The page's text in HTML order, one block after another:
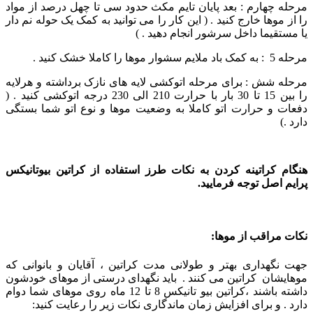
مرحله چهارم : بعد پایان تایم مکث حدود سی تا چهل درصد از مواد
را از موها خارج کنید . ( این کار را می توانید به کمک یک حوله نم دار
یا مستقیما داخل سرشور انجام دهید . )
مرحله 5 : به کمک باد ملایم سشوار موها را کاملا خشک کنید .
مرحله شش : برای مرحله اتوکشی لایه های نازک برداشته و هرلایه
را بین 15 تا 30 بار با حرارت 210 الی 230 درجه اتوکشی کنید . (
دفعات و حرارت اتو کاملا به وضعیت موها و نوع اتو شما بستگی
دارد .)
هنگام کراتینه کردن به نکات طرز استفاده از کراتین بیوتانیکس
پرایم اصل توجه فرمایید.
نکات مراقب از موها:
جهت نگهداری بهتر و طولانی مدت کراتین ، آقایان و بانوانی که
موهایشان کراتین می کنند . باید نگهدای درستی از موهای خودشون
داشته باشند ،کراتین بیو تانیکس 8 تا 12 ماه روی موهای شما دوام
دارد . و برای افزایش زمان ماندگاری نکات زیر را رعایت کنید: